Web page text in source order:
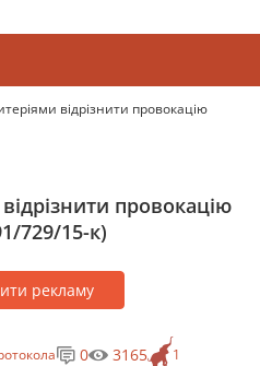
відрізнити провокацію
провокацію
729/15-к)
рекламу
1
0 3165